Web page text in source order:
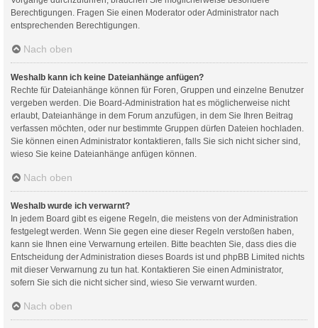
Berechtigungen. Fragen Sie einen Moderator oder Administrator nach
entsprechenden Berechtigungen.
Nach oben
Weshalb kann ich keine Dateianhänge anfügen?
Rechte für Dateianhänge können für Foren, Gruppen und einzelne Benutzer
vergeben werden. Die Board-Administration hat es möglicherweise nicht
erlaubt, Dateianhänge in dem Forum anzufügen, in dem Sie Ihren Beitrag
verfassen möchten, oder nur bestimmte Gruppen dürfen Dateien hochladen.
Sie können einen Administrator kontaktieren, falls Sie sich nicht sicher sind,
wieso Sie keine Dateianhänge anfügen können.
Nach oben
Weshalb wurde ich verwarnt?
In jedem Board gibt es eigene Regeln, die meistens von der Administration
festgelegt werden. Wenn Sie gegen eine dieser Regeln verstoßen haben,
kann sie Ihnen eine Verwarnung erteilen. Bitte beachten Sie, dass dies die
Entscheidung der Administration dieses Boards ist und phpBB Limited nichts
mit dieser Verwarnung zu tun hat. Kontaktieren Sie einen Administrator,
sofern Sie sich die nicht sicher sind, wieso Sie verwarnt wurden.
Nach oben